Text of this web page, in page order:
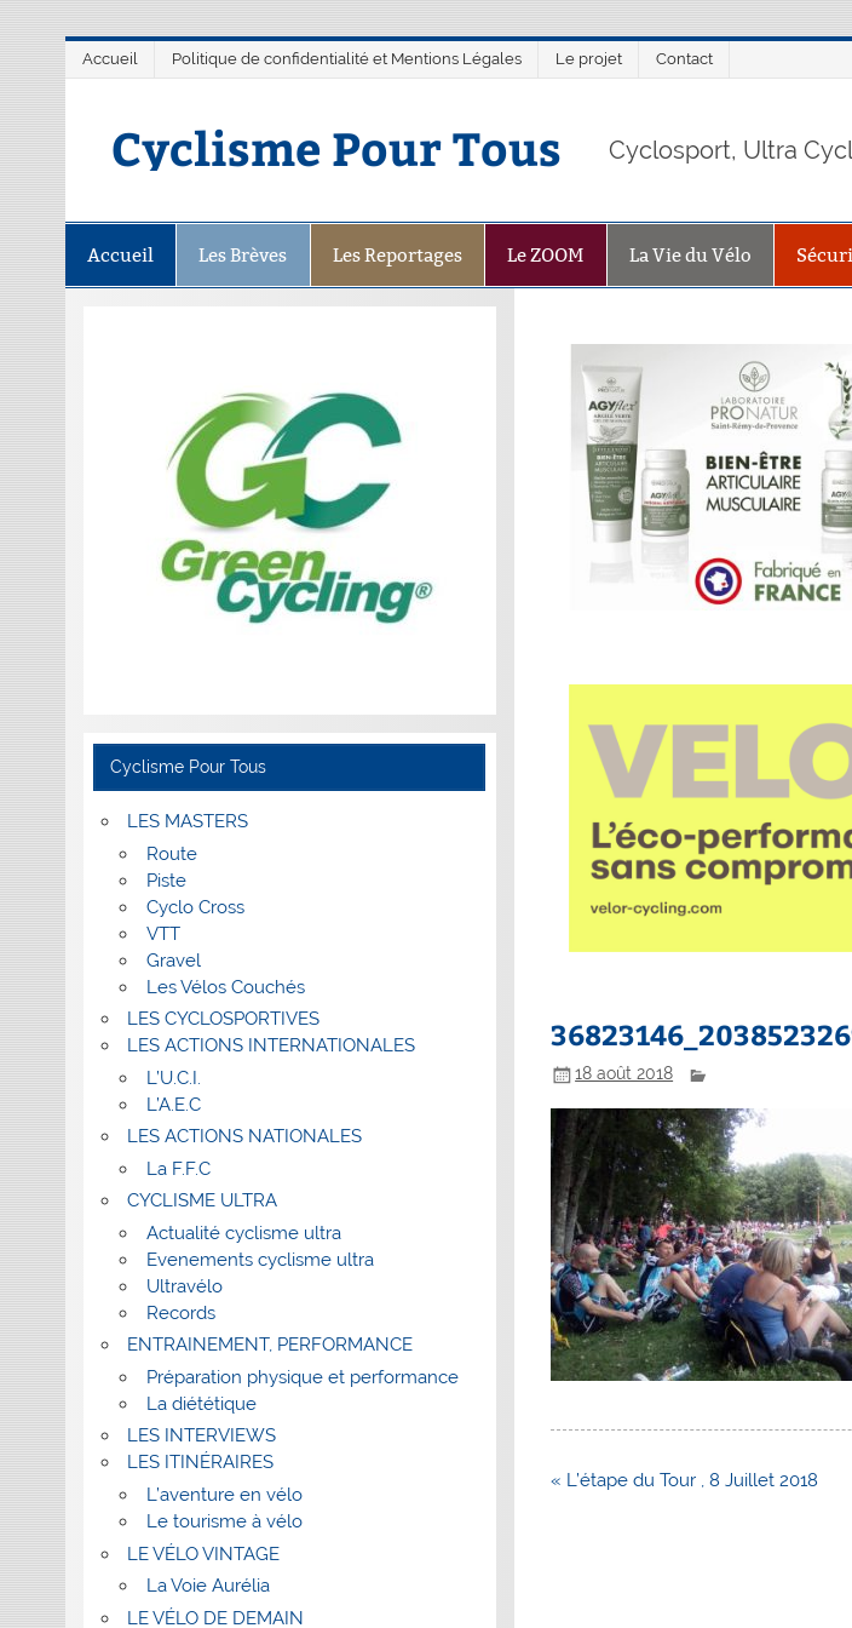
Accueil Politique de confidentialité et Mentions Légales Le projet Contact
Cyclisme Pour Tous Cyclosport, Ultra
Accueil Les Brèves Les Reportages Le ZOOM La Vie du Vélo
18 août 2018
Navigation
« L’étape du Tour , 8 Juillet 2018
Cyclisme Pour Tous
LES MASTERS
Route
Piste
Cyclo Cross
VTT
Gravel
Les Vélos Couchés
LES CYCLOSPORTIVES
LES ACTIONS INTERNATIONALES
L’U.C.I.
L’A.E.C
LES ACTIONS NATIONALES
La F.F.C
CYCLISME ULTRA
Actualité cyclisme ultra
Evenements cyclisme ultra
Ultravélo
Records
ENTRAINEMENT, PERFORMANCE
Préparation physique et performance
La diététique
LES INTERVIEWS
LES ITINÉRAIRES
L’aventure en vélo
Le tourisme à vélo
LE VÉLO VINTAGE
La Voie Aurélia
LE VÉLO DE DEMAIN